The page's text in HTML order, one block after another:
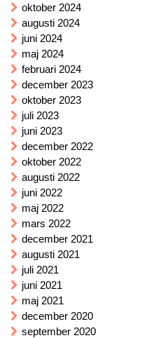
oktober 2024
augusti 2024
juni 2024
maj 2024
februari 2024
december 2023
oktober 2023
juli 2023
juni 2023
december 2022
oktober 2022
augusti 2022
juni 2022
maj 2022
mars 2022
december 2021
augusti 2021
juli 2021
juni 2021
maj 2021
december 2020
september 2020